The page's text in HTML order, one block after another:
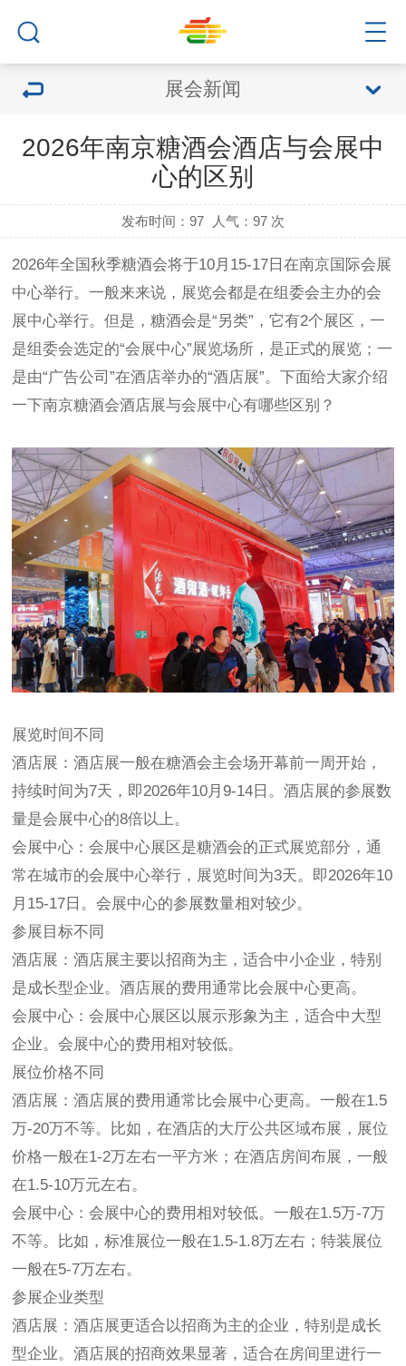
展会新闻
2026年南京糖酒会酒店与会展中
心的区别
发布时间：97 人气： 97 次
2026年全国秋季糖酒会将于10月15-17日在南京国际会展
中心举行。一般来来说，展览会都是在组委会主办的会
展中心举行。但是，糖酒会是“另类”，它有2个展区，一
是组委会选定的“会展中心”展览场所，是正式的展览；一
是由“广告公司”在酒店举办的“酒店展”。下面给大家介绍
一下南京糖酒会酒店展与会展中心有哪些区别？
展览时间不同
‌酒店展‌：酒店展一般在糖酒会主会场开幕前一周开始，
持续时间为7天，即2026年10月9-14日。酒店展的参展数
量是会展中心的8倍以上‌。
‌会展中心‌：会展中心展区是糖酒会的正式展览部分，通
常在城市的会展中心举行，展览时间为3天。即2026年10
月15-17日。会展中心的参展数量相对较少‌。
参展目标不同
‌酒店展‌：酒店展主要以招商为主，适合中小企业，特别
是成长型企业。酒店展的费用通常比会展中心更高‌。
‌会展中心‌：会展中心展区以展示形象为主，适合中大型
企业。会展中心的费用相对较低‌。
展位价格不同
‌酒店展‌：酒店展的费用通常比会展中心更高‌。一般在1.5
万-20万不等。比如，在酒店的大厅公共区域布展，展位
价格一般在1-2万左右一平方米；在酒店房间布展，一般
在1.5-10万元左右。
‌会展中心‌：会展中心的费用相对较低‌。一般在1.5万-7万
不等。比如，标准展位一般在1.5-1.8万左右；特装展位
一般在5-7万左右。
参展企业类型
‌酒店展‌：酒店展更适合以招商为主的企业，特别是成长
型企业。酒店展的招商效果显著，适合在房间里进行一